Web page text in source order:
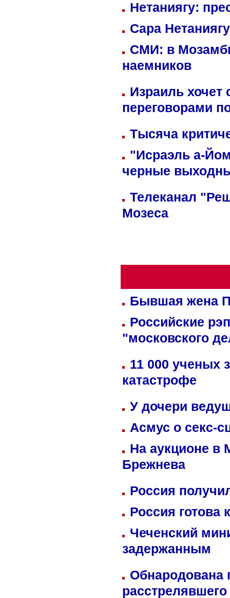
Нетаниягу:
Сара
СМИ: в
наемников
Израиль хочет
переговорами
Тысяча
"Исраэль а-
черные
Телеканал
Мозеса
Бывшая жена
Российские
"московского
11 000 ученых
катастрофе
У дочери
Асмус о секс-
На аукционе в
Брежнева
Россия
Россия готова
Чеченский
задержанным
Обнародована